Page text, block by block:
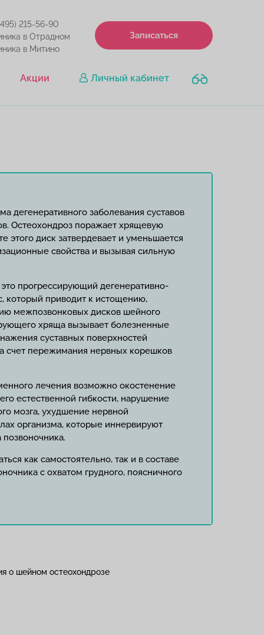
215-56-90
в Отрадном
в Митино
Записаться
Акции Личный кабинет
дегенеративного заболевания суставов
Остеохондроз поражает хрящевую
этого диск затвердевает и уменьшается
свойства и вызывая сильную
прогрессирующий дегенеративно-
который приводит к истощению,
межпозвонковых дисков шейного
хряща вызывает болезненные
суставных поверхностей
счет пережимания нервных корешков
лечения возможно окостенение
естественной гибкости, нарушение
мозга, ухудшение нервной
организма, которые иннервируют
как самостоятельно, так и в составе
с охватом грудного, поясничного